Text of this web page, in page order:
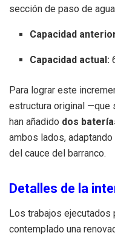
sección de paso de
Capacidad
Capacidad actual:
Para lograr este
estructura original —que
han añadido dos
ambos lados,
del cauce del barranco.
Detalles de la
Los trabajos ejecutados
contemplado una